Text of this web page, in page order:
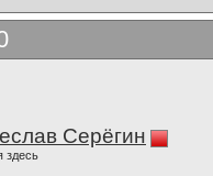
Серёгин
здесь